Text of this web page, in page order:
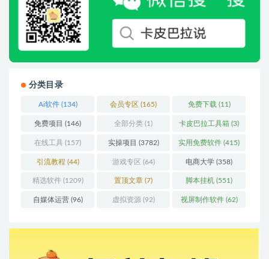
分类目录
Ai软件(134) 会员专区 (165) 免费下载 (11)
免费项目 (146) 全部分类 (1) 卡皮巴拉工具箱 (3)
在线工具 (157) 实操项目 (3782) 实用免费软件 (415)
引流教程 (44) 游戏专区 (64) 电商大学 (358)
精选软件(1209) 置顶文章 (7) 脚本挂机 (551)
自媒体运营(96) 虚拟资源 (92) 视屏制作软件(62)